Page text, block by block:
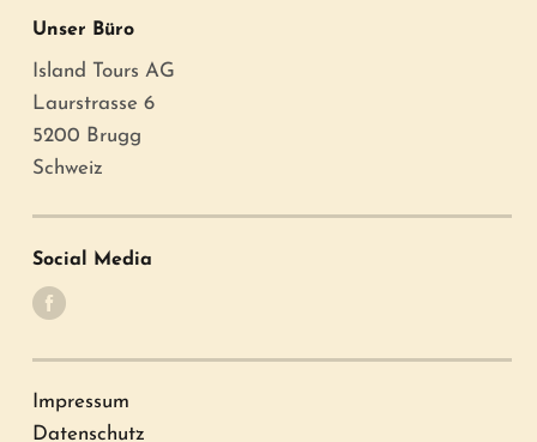
Unser Büro
Island Tours AG
Laurstrasse 6
5200 Brugg
Schweiz
Social Media
Impressum
Datenschutz